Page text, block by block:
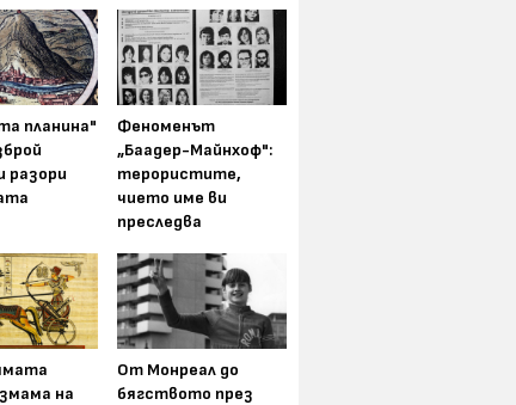
планина"
разори
Феноменът
„Баадер-Майнхоф":
терористите,
чието име ви
преследва
на
От Монреал до
бягството през